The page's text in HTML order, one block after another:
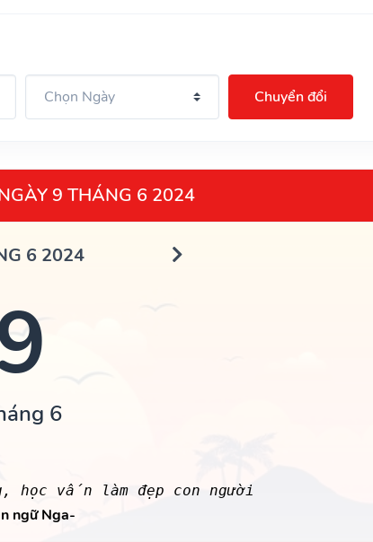
Chuyển đổi
9 THÁNG 6 2024
6 2024
6
học vấn làm đẹp con người
ngữ Nga-